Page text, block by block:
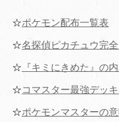
☆ポケモン配布一覧表
☆名探偵ピカチュウ完
☆ 『キミにきめた』の
☆コマスター最強デッ
☆ポケモンマスターの